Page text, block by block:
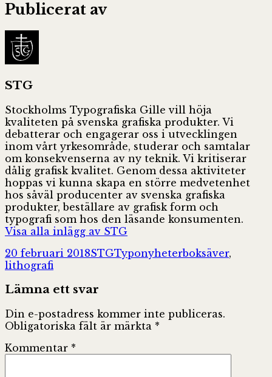
Publicerat av
STG
Stockholms Typografiska Gille vill höja
kvaliteten på svenska grafiska produkter. Vi
debatterar och engagerar oss i utvecklingen
inom vårt yrkesområde, studerar och samtalar
om konsekvenserna av ny teknik. Vi kritiserar
dålig grafisk kvalitet. Genom dessa aktiviteter
hoppas vi kunna skapa en större medvetenhet
hos såväl producenter av svenska grafiska
produkter, beställare av grafisk form och
typografi som hos den läsande konsumenten.
Visa alla inlägg av STG
Postat
20 februari 2018Författare
STGKategorier
TyponyheterTaggar
boksäver,
lithografi
Lämna ett svar
Din e-postadress kommer inte publiceras.
Obligatoriska fält är märkta *
Kommentar *